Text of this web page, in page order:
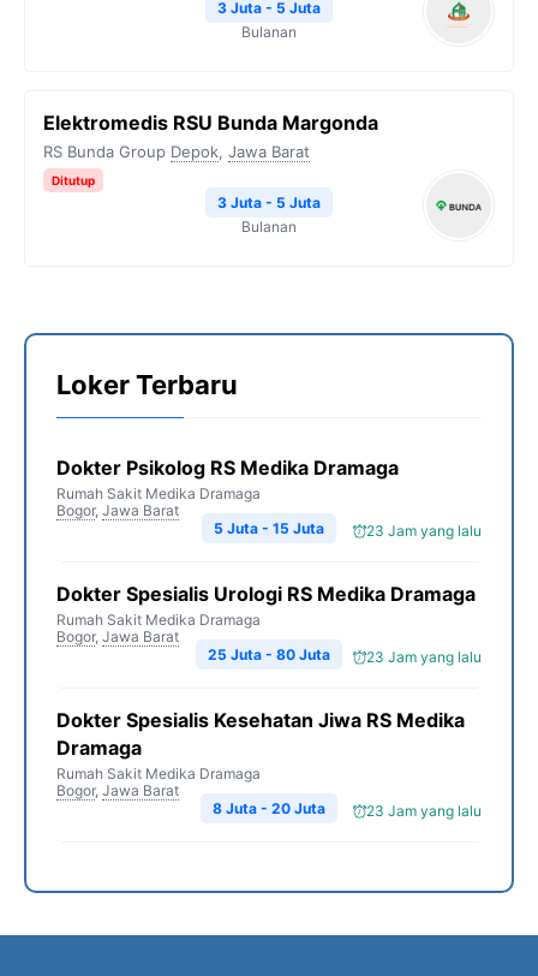
3 Juta - 5 Juta
Bulanan
Elektromedis RSU Bunda Margonda
RS Bunda Group Depok, Jawa Barat
Ditutup
3 Juta - 5 Juta
Bulanan
Loker Terbaru
Dokter Psikolog RS Medika Dramaga
Rumah Sakit Medika Dramaga
Bogor, Jawa Barat
23 Jam yang lalu
5 Juta - 15 Juta
Dokter Spesialis Urologi RS Medika Dramaga
Rumah Sakit Medika Dramaga
Bogor, Jawa Barat
23 Jam yang lalu
25 Juta - 80 Juta
Dokter Spesialis Kesehatan Jiwa RS Medika
Dramaga
Rumah Sakit Medika Dramaga
Bogor, Jawa Barat
23 Jam yang lalu
8 Juta - 20 Juta